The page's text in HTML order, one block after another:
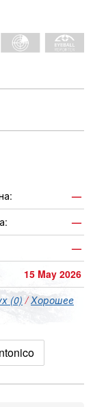
—
—
—
15 May 2026
(0)/Хорошее